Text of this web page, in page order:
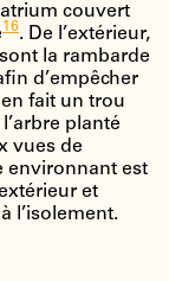
couvert
16. De l’extérieur,
la rambarde
d’empêcher
fait un trou
planté
vues de
environnant est
et
l’isolement.